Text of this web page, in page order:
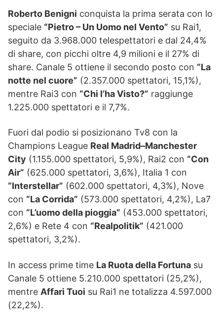
Roberto Benigni conquista la prima serata con lo
speciale “Pietro – Un Uomo nel Vento” su Rai1,
seguito da 3.968.000 telespettatori e dal 24,4%
di share, con picchi oltre 4,9 milioni e il 27% di
share. Canale 5 ottiene il secondo posto con “La
notte nel cuore” (2.357.000 spettatori, 15,1%),
mentre Rai3 con “Chi l’ha Visto?” raggiunge
1.225.000 spettatori e il 7,7%.
Fuori dal podio si posizionano Tv8 con la
Champions League Real Madrid–Manchester
City (1.155.000 spettatori, 5,9%), Rai2 con “Con
Air” (625.000 spettatori, 3,6%), Italia 1 con
“Interstellar” (602.000 spettatori, 4,3%), Nove
con “La Corrida” (573.000 spettatori, 4,2%), La7
con “L’uomo della pioggia” (453.000 spettatori,
2,6%) e Rete 4 con “Realpolitik” (421.000
spettatori, 3,2%).
In access prime time La Ruota della Fortuna su
Canale 5 ottiene 5.210.000 spettatori (25,2%),
mentre Affari Tuoi su Rai1 ne totalizza 4.597.000
(22,2%).